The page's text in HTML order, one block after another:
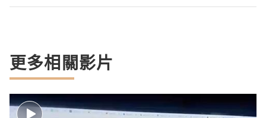
更多相關影片